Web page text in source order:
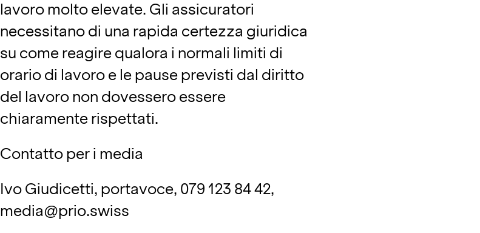
lavoro molto elevate. Gli assicuratori
necessitano di una rapida certezza giuridica
su come reagire qualora i normali limiti di
orario di lavoro e le pause previsti dal diritto
del lavoro non dovessero essere
chiaramente rispettati.
Contatto per i media
Ivo Giudicetti, portavoce, 079 123 84 42,
media@prio.swiss